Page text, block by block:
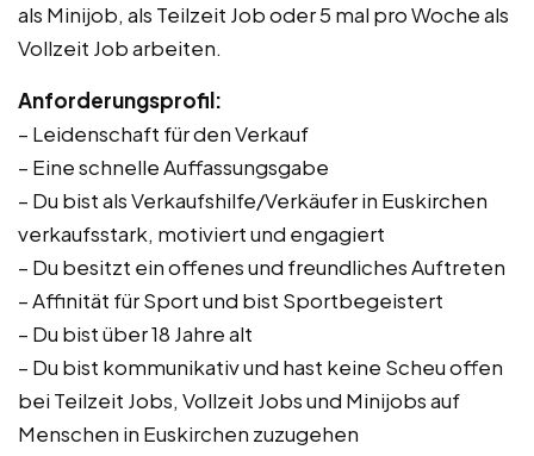
als Minijob, als Teilzeit Job oder 5 mal pro Woche als
Vollzeit Job arbeiten.
Anforderungsprofil:
– Leidenschaft für den Verkauf
– Eine schnelle Auffassungsgabe
– Du bist als Verkaufshilfe/Verkäufer in Euskirchen
verkaufsstark, motiviert und engagiert
– Du besitzt ein offenes und freundliches Auftreten
– Affinität für Sport und bist Sportbegeistert
– Du bist über 18 Jahre alt
– Du bist kommunikativ und hast keine Scheu offen
bei Teilzeit Jobs, Vollzeit Jobs und Minijobs auf
Menschen in Euskirchen zuzugehen